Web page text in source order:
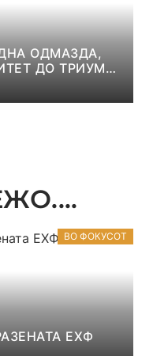
ОДМАЗДА,
ДО ТРИУМФ
ВО ФОКУСОТ
ЕХФ